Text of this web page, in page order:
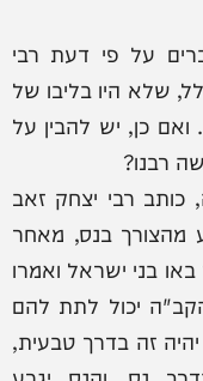
על פי דעת רבי
שלא היו בליבו של
ואם כן, יש להבין על
רבנו?
רבי יצחק זאב
מהצורך בנס, מאחר
בני ישראל ואמרו
יכול לתת להם
זה בדרך טבעית,